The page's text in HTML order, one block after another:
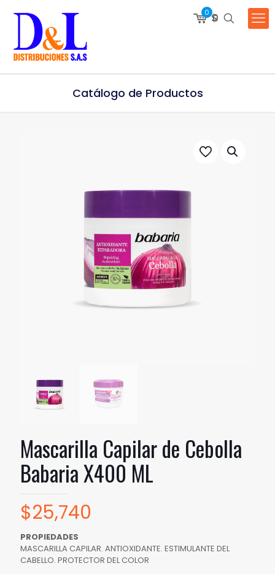
0 $
0
Catálogo de Productos
Mascarilla Capilar de Cebolla
Babaria X400 ML
$25,740
PROPIEDADES
MASCARILLA CAPILAR. ANTIOXIDANTE. ESTIMULANTE DEL
CABELLO. PROTECTOR DEL COLOR